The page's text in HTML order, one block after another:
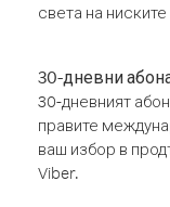
света на
30-дневни
30-дневният
правите
ваш избор в
Viber.